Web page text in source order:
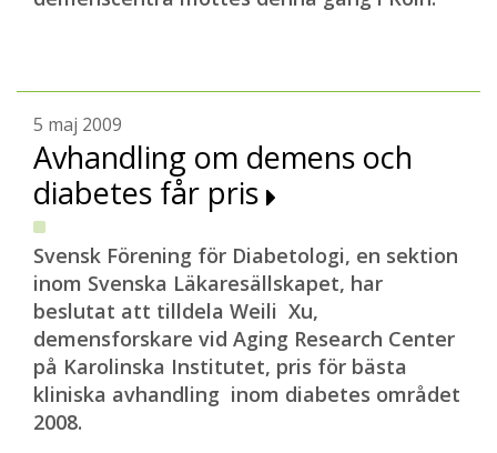
5 maj 2009
Avhandling om demens och
diabetes får pris
Svensk Förening för Diabetologi, en sektion
inom Svenska Läkaresällskapet, har
beslutat att tilldela Weili Xu,
demensforskare vid Aging Research Center
på Karolinska Institutet, pris för bästa
kliniska avhandling inom diabetes området
2008.